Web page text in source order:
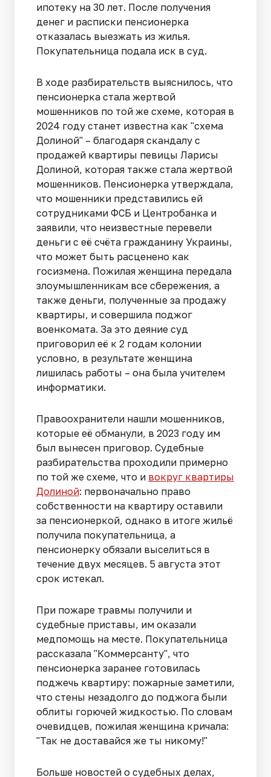
ипотеку на 30 лет. После получения
денег и расписки пенсионерка
отказалась выезжать из жилья.
Покупательница подала иск в суд.
В ходе разбирательств выяснилось, что
пенсионерка стала жертвой
мошенников по той же схеме, которая в
2024 году станет известна как "схема
Долиной" – благодаря скандалу с
продажей квартиры певицы Ларисы
Долиной, которая также стала жертвой
мошенников. Пенсионерка утверждала,
что мошенники представились ей
сотрудниками ФСБ и Центробанка и
заявили, что неизвестные перевели
деньги с её счёта гражданину Украины,
что может быть расценено как
госизмена. Пожилая женщина передала
злоумышленникам все сбережения, а
также деньги, полученные за продажу
квартиры, и совершила поджог
военкомата. За это деяние суд
приговорил её к 2 годам колонии
условно, в результате женщина
лишилась работы – она была учителем
информатики.
Правоохранители нашли мошенников,
которые её обманули, в 2023 году им
был вынесен приговор. Судебные
разбирательства проходили примерно
по той же схеме, что и вокруг квартиры
Долиной: первоначально право
собственности на квартиру оставили
за пенсионеркой, однако в итоге жильё
получила покупательница, а
пенсионерку обязали выселиться в
течение двух месяцев. 5 августа этот
срок истекал.
При пожаре травмы получили и
судебные приставы, им оказали
медпомощь на месте. Покупательница
рассказала "Коммерсанту", что
пенсионерка заранее готовилась
поджечь квартиру: пожарные заметили,
что стены незадолго до поджога были
облиты горючей жидкостью. По словам
очевидцев, пожилая женщина кричала:
"Так не доставайся же ты никому!"
Больше новостей о судебных делах,